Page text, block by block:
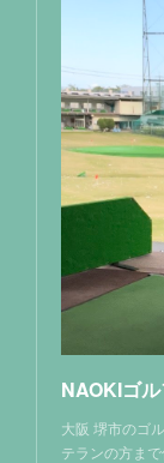
NAOKIゴ
大阪 堺市のゴ
テランの方ま